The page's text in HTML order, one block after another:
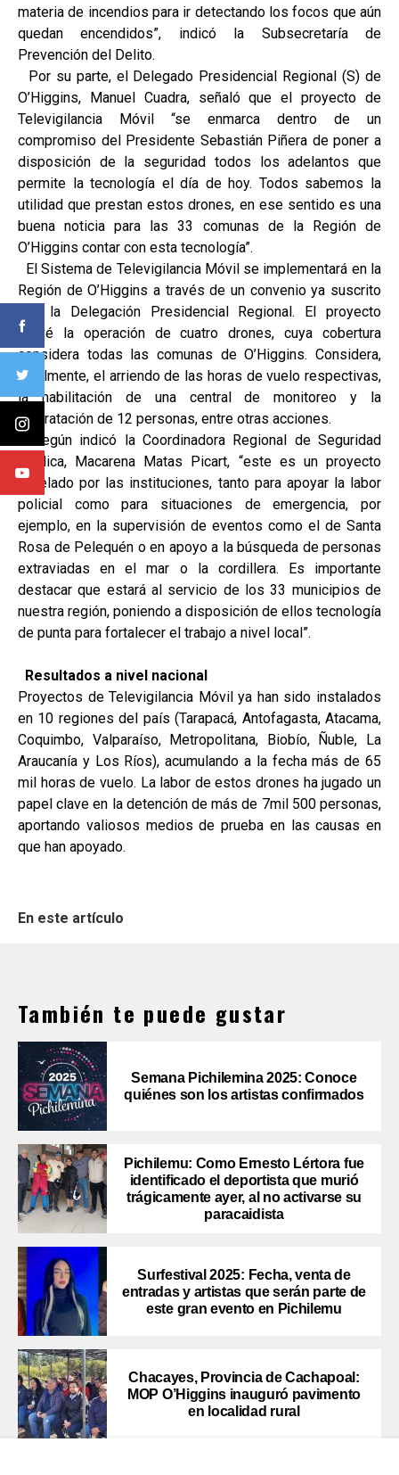
materia de incendios para ir detectando los focos que aún
quedan encendidos”, indicó la Subsecretaría de
Prevención del Delito.
Por su parte, el Delegado Presidencial Regional (S) de
O’Higgins, Manuel Cuadra, señaló que el proyecto de
Televigilancia Móvil “se enmarca dentro de un
compromiso del Presidente Sebastián Piñera de poner a
disposición de la seguridad todos los adelantos que
permite la tecnología el día de hoy. Todos sabemos la
utilidad que prestan estos drones, en ese sentido es una
buena noticia para las 33 comunas de la Región de
O’Higgins contar con esta tecnología”.
El Sistema de Televigilancia Móvil se implementará en la
Región de O’Higgins a través de un convenio ya suscrito
con la Delegación Presidencial Regional. El proyecto
prevé la operación de cuatro drones, cuya cobertura
considera todas las comunas de O’Higgins. Considera,
igualmente, el arriendo de las horas de vuelo respectivas,
la habilitación de una central de monitoreo y la
contratación de 12 personas, entre otras acciones.
Según indicó la Coordinadora Regional de Seguridad
Pública, Macarena Matas Picart, “este es un proyecto
anhelado por las instituciones, tanto para apoyar la labor
policial como para situaciones de emergencia, por
ejemplo, en la supervisión de eventos como el de Santa
Rosa de Pelequén o en apoyo a la búsqueda de personas
extraviadas en el mar o la cordillera. Es importante
destacar que estará al servicio de los 33 municipios de
nuestra región, poniendo a disposición de ellos tecnología
de punta para fortalecer el trabajo a nivel local”.
Resultados a nivel nacional
Proyectos de Televigilancia Móvil ya han sido instalados
en 10 regiones del país (Tarapacá, Antofagasta, Atacama,
Coquimbo, Valparaíso, Metropolitana, Biobío, Ñuble, La
Araucanía y Los Ríos), acumulando a la fecha más de 65
mil horas de vuelo. La labor de estos drones ha jugado un
papel clave en la detención de más de 7mil 500 personas,
aportando valiosos medios de prueba en las causas en
que han apoyado.
En este artículo
También te puede gustar
Semana Pichilemina 2025: Conoce
quiénes son los artistas confirmados
Pichilemu: Como Ernesto Lértora fue
identificado el deportista que murió
trágicamente ayer, al no activarse su
paracaidista
Surfestival 2025: Fecha, venta de
entradas y artistas que serán parte de
este gran evento en Pichilemu
Chacayes, Provincia de Cachapoal:
MOP O’Higgins inauguró pavimento
en localidad rural